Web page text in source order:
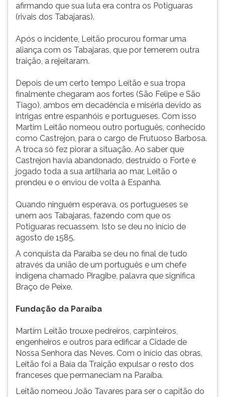
afirmando que sua luta era contra os Potiguaras
(rivais dos Tabajaras).
Após o incidente, Leitão procurou formar uma
aliança com os Tabajaras, que por temerem outra
traição, a rejeitaram.
Depois de um certo tempo Leitão e sua tropa
finalmente chegaram aos fortes (São Felipe e São
Tiago), ambos em decadência e miséria devido as
intrigas entre espanhóis e portugueses. Com isso
Martim Leitão nomeou outro português, conhecido
como Castrejon, para o cargo de Frutuoso Barbosa.
A troca só fez piorar a situação. Ao saber que
Castrejon havia abandonado, destruído o Forte e
jogado toda a sua artilharia ao mar, Leitão o
prendeu e o enviou de volta à Espanha.
Quando ninguém esperava, os portugueses se
unem aos Tabajaras, fazendo com que os
Potiguaras recuassem. Isto se deu no início de
agosto de 1585.
A conquista da Paraíba se deu no final de tudo
através da união de um português e um chefe
indígena chamado Piragibe, palavra que significa
Braço de Peixe.
Fundação da Paraíba
Martim Leitão trouxe pedreiros, carpinteiros,
engenheiros e outros para edificar a Cidade de
Nossa Senhora das Neves. Com o início das obras,
Leitão foi a Baía da Traição expulsar o resto dos
franceses que permaneciam na Paraíba.
Leitão nomeou João Tavares para ser o capitão do